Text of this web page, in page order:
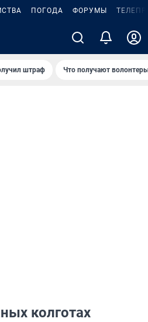
ПОГОДА ФОРУМЫ
штраф Что получают
колготах